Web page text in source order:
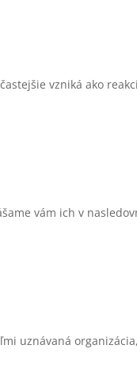
vzniká ako
vám ich v
uznávaná